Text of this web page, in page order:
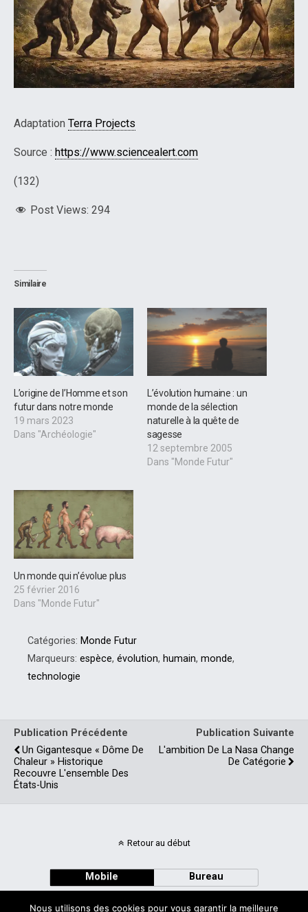
Adaptation Terra Projects
Source : https://www.sciencealert.com
(132)
Post Views: 294
Similaire
L’origine de l’Homme et son
futur dans notre monde
19 mars 2023
Dans "Archéologie"
L’évolution humaine : un
monde de la sélection
naturelle à la quête de
sagesse
12 septembre 2005
Dans "Monde Futur"
Un monde qui n’évolue plus
25 février 2016
Dans "Monde Futur"
Catégories: Monde Futur
Marqueurs: espèce, évolution, humain, monde,
technologie
Publication Précédente
Un Gigantesque « Dôme De
Chaleur » Historique
Recouvre L'ensemble Des
États-Unis
Publication Suivante
L'ambition De La Nasa Change
De Catégorie
Retour au début
Mobile Bureau
Nous utilisons des cookies pour vous garantir la meilleure